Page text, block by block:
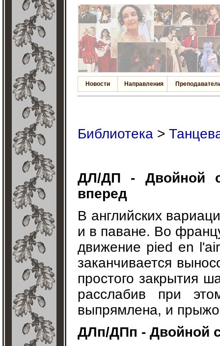
Новости Направления
Библиотека >
ДЛ/ДП - Двойной
вперед
В английских
и в паване. Во
движение pied en
заканчивается
простого закрытия
расслабив при
выпрямлена, и
ДЛп/ДПп - Двойной